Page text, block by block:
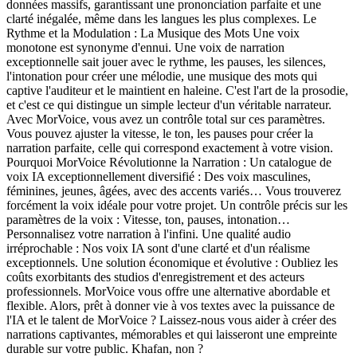
données massifs, garantissant une prononciation parfaite et une
clarté inégalée, même dans les langues les plus complexes. Le
Rythme et la Modulation : La Musique des Mots Une voix
monotone est synonyme d'ennui. Une voix de narration
exceptionnelle sait jouer avec le rythme, les pauses, les silences,
l'intonation pour créer une mélodie, une musique des mots qui
captive l'auditeur et le maintient en haleine. C'est l'art de la prosodie,
et c'est ce qui distingue un simple lecteur d'un véritable narrateur.
Avec MorVoice, vous avez un contrôle total sur ces paramètres.
Vous pouvez ajuster la vitesse, le ton, les pauses pour créer la
narration parfaite, celle qui correspond exactement à votre vision.
Pourquoi MorVoice Révolutionne la Narration : Un catalogue de
voix IA exceptionnellement diversifié : Des voix masculines,
féminines, jeunes, âgées, avec des accents variés… Vous trouverez
forcément la voix idéale pour votre projet. Un contrôle précis sur les
paramètres de la voix : Vitesse, ton, pauses, intonation…
Personnalisez votre narration à l'infini. Une qualité audio
irréprochable : Nos voix IA sont d'une clarté et d'un réalisme
exceptionnels. Une solution économique et évolutive : Oubliez les
coûts exorbitants des studios d'enregistrement et des acteurs
professionnels. MorVoice vous offre une alternative abordable et
flexible. Alors, prêt à donner vie à vos textes avec la puissance de
l'IA et le talent de MorVoice ? Laissez-nous vous aider à créer des
narrations captivantes, mémorables et qui laisseront une empreinte
durable sur votre public. Khafan, non ?